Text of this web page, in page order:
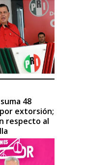
48
extorsión;
respecto al